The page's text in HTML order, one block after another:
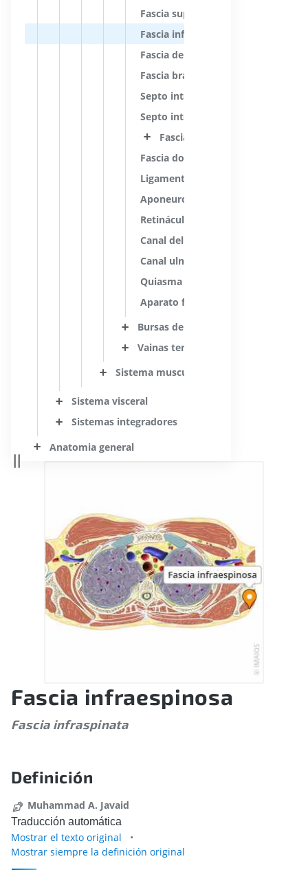
Fascia supraespinosa
Fascia infraespinosa
Fascia deltoidea
Fascia braquial
Septo intermuscular medial del
Septo intermuscular lateral del
Fascia antebraquial
Fascia dorsal de la mano
Ligamento metacarpiano
Aponeurosis palmar
Retináculo flexor del carpo
Canal del carpo
Canal ulnar
Quiasma tendinoso
Aparato flexor de los dedos
Bursas del miembro superior
Vainas tendinosas del miembro
Sistema muscular de los miembros
Sistema visceral
Sistemas integradores
Anatomia general
Fascia infraespinosa
Fascia infraspinata
Definición
Muhammad A. Javaid
Traducción automática
Mostrar el texto original
Mostrar siempre la definición original